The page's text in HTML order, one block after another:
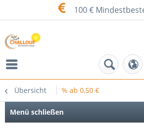
100 €
Übersicht % ab 0,50 €
Menü schließen